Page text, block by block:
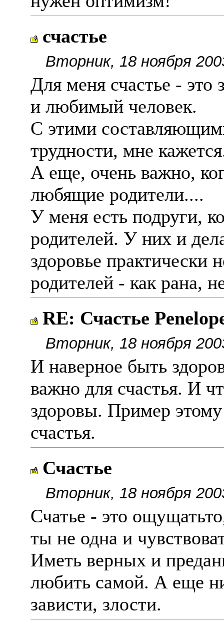
счастье
Вторник, 18 ноября
Для меня счастье -
и любимый человек.
С этими
трудности, мне
А еще, очень важно,
любящие родители....
У меня есть подруги,
родителей. У них и
здоровье практически
родителей - как рана,
RE: Счастье
Вторник, 18 ноября
И наверное быть
важно для счастья. И
здоровы. Пример
счастья.
Счастье
Вторник, 18 ноября
Счатье - это
ты не одна и
Иметь верных и
любить самой. А еще
зависти, злости.